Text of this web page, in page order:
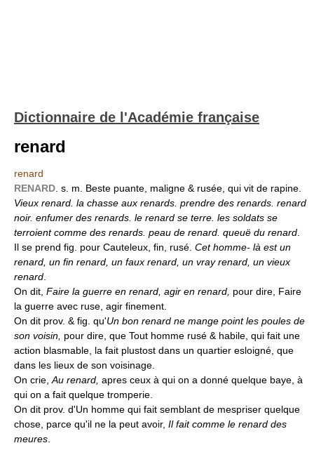
Dictionnaire de l'Académie française
renard
renard
RENARD . s. m. Beste puante, maligne & rusée, qui vit de rapine.
Vieux renard. la chasse aux renards. prendre des renards. renard
noir. enfumer des renards. le renard se terre. les soldats se
terroient comme des renards. peau de renard. queuë du renard
Il se prend fig. pour Cauteleux, fin, rusé. Cet homme- là est un
renard, un fin renard, un faux renard, un vray renard, un vieux
renard
On dit, Faire la guerre en renard, agir en renard, pour dire, Faire
la guerre avec ruse, agir finement.
On dit prov. & fig. qu'Un bon renard ne mange point les poules de
son voisin, pour dire, que Tout homme rusé & habile, qui fait une
action blasmable, la fait plustost dans un quartier esloigné, que
dans les lieux de son voisinage.
On crie, Au renard, apres ceux à qui on a donné quelque baye, à
qui on a fait quelque tromperie.
On dit prov. d'Un homme qui fait semblant de mespriser quelque
chose, parce qu'il ne la peut avoir, Il fait comme le renard des
meures